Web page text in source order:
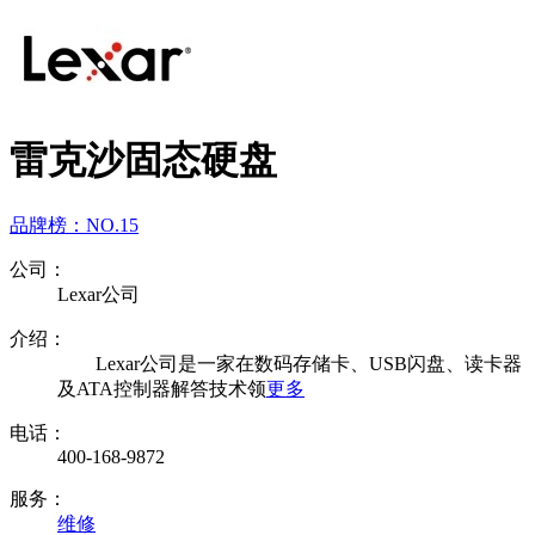
雷克沙固态硬盘
品牌榜： NO.15
公司：
Lexar公司
介绍：
Lexar公司是一家在数码存储卡、USB闪盘、读卡器
及ATA控制器解答技术领更多
电话：
400-168-9872
服务：
维修